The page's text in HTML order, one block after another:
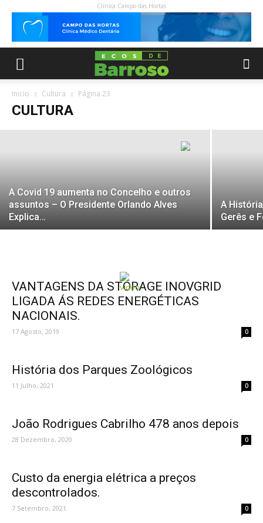
Clínica Campo das Hortas
Inicio Cultura Página 23
CULTURA
70º Concurso Pecuário de Gado
Barrosão de Ferral – Montalegre
5 Setembro, 2023
A Covid 19 aumenta no Concelho e outros
assuntos – O Presidente Orlando Alves
Explica…
A
Gerês e
VANTAGENS DA STORAGE INOVGRID
LIGADA ÁS REDES ENERGÉTICAS
NACIONAIS.
17 Agosto, 2019 0
História dos Parques Zoológicos
11 Julho, 2021 0
João Rodrigues Cabrilho 478 anos depois
28 Dezembro, 2020 0
Custo da energia elétrica a preços
descontrolados.
7 Setembro, 2021 0